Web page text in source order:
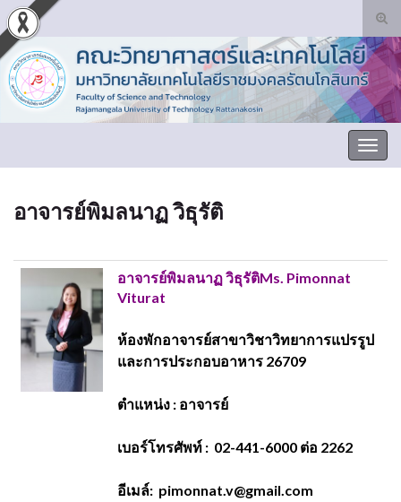
Search for:
อาจารย์พิมลนาฏ วิธุรัติ
อาจารย์พิมลนาฏ วิธุรัติMs. Pimonnat
Viturat
ห้องพักอาจารย์สาขาวิชาวิทยาการแปรรูป
และการประกอบอาหาร 26709
ตำแหน่ง : อาจารย์
เบอร์โทรศัพท์ : 02-441-6000 ต่อ 2262
อีเมล์: pimonnat.v@gmail.com